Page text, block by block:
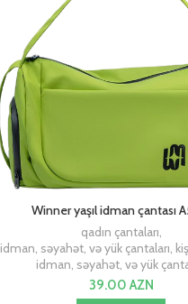
Winner yaşıl idman çantası
qadın çantaları,
idman, səyahət, və yük çantaları,
idman, səyahət, və yük
39.00AZN